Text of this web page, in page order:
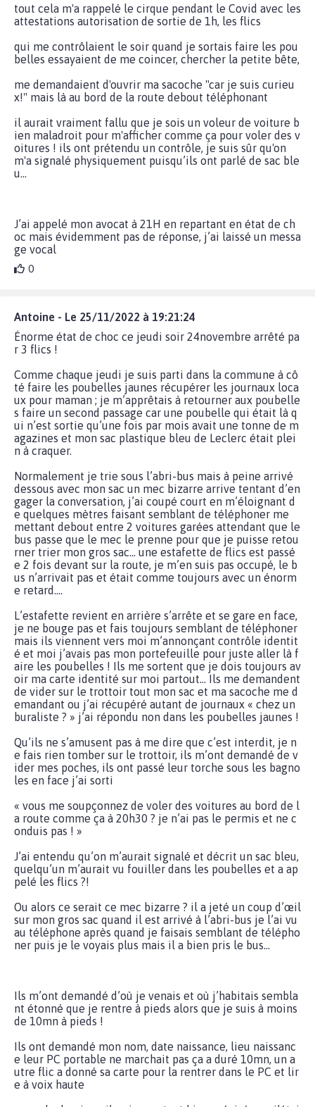
tout cela m'a rappelé le cirque pendant le Covid avec les
attestations autorisation de sortie de 1h, les flics
qui me contrôlaient le soir quand je sortais faire les pou
belles essayaient de me coincer, chercher la petite bête,
me demandaient d'ouvrir ma sacoche "car je suis curieu
x!" mais là au bord de la route debout téléphonant
il aurait vraiment fallu que je sois un voleur de voiture b
ien maladroit pour m'afficher comme ça pour voler des v
oitures ! ils ont prétendu un contrôle, je suis sûr qu'on
m'a signalé physiquement puisqu’ils ont parlé de sac ble
u...
J’ai appelé mon avocat à 21H en repartant en état de ch
oc mais évidemment pas de réponse, j’ai laissé un messa
ge vocal
0
Antoine - Le 25/11/2022 à 19:21:24
Énorme état de choc ce jeudi soir 24novembre arrêté pa
r 3 flics !
Comme chaque jeudi je suis parti dans la commune à cô
té faire les poubelles jaunes récupérer les journaux loca
ux pour maman ; je m’apprêtais à retourner aux poubelle
s faire un second passage car une poubelle qui était là q
ui n’est sortie qu’une fois par mois avait une tonne de m
agazines et mon sac plastique bleu de Leclerc était plei
n à craquer.
Normalement je trie sous l’abri-bus mais à peine arrivé
dessous avec mon sac un mec bizarre arrive tentant d’en
gager la conversation, j’ai coupé court en m’éloignant d
e quelques mètres faisant semblant de téléphoner me
mettant debout entre 2 voitures garées attendant que le
bus passe que le mec le prenne pour que je puisse retou
rner trier mon gros sac… une estafette de flics est passé
e 2 fois devant sur la route, je m’en suis pas occupé, le b
us n’arrivait pas et était comme toujours avec un énorm
e retard….
L’estafette revient en arrière s’arrête et se gare en face,
je ne bouge pas et fais toujours semblant de téléphoner
mais ils viennent vers moi m’annonçant contrôle identit
é et moi j’avais pas mon portefeuille pour juste aller là f
aire les poubelles ! Ils me sortent que je dois toujours av
oir ma carte identité sur moi partout… Ils me demandent
de vider sur le trottoir tout mon sac et ma sacoche me d
emandant ou j’ai récupéré autant de journaux « chez un
buraliste ? » j’ai répondu non dans les poubelles jaunes !
Qu’ils ne s’amusent pas à me dire que c’est interdit, je n
e fais rien tomber sur le trottoir, ils m’ont demandé de v
ider mes poches, ils ont passé leur torche sous les bagno
les en face j’ai sorti
« vous me soupçonnez de voler des voitures au bord de l
a route comme ça à 20h30 ? je n’ai pas le permis et ne c
onduis pas ! »
J’ai entendu qu’on m’aurait signalé et décrit un sac bleu,
quelqu’un m’aurait vu fouiller dans les poubelles et a ap
pelé les flics ?!
Ou alors ce serait ce mec bizarre ? il a jeté un coup d’œil
sur mon gros sac quand il est arrivé à l’abri-bus je l’ai vu
au téléphone après quand je faisais semblant de télépho
ner puis je le voyais plus mais il a bien pris le bus…
Ils m’ont demandé d’où je venais et où j’habitais sembla
nt étonné que je rentre à pieds alors que je suis à moins
de 10mn à pieds !
Ils ont demandé mon nom, date naissance, lieu naissanc
e leur PC portable ne marchait pas ça a duré 10mn, un a
utre flic a donné sa carte pour la rentrer dans le PC et lir
e à voix haute